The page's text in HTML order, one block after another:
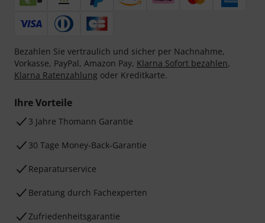
Bezahlen Sie vertraulich und sicher per Nachnahme,
Vorkasse, PayPal, Amazon Pay, Klarna Sofort bezahlen,
Klarna Ratenzahlung oder Kreditkarte.
Ihre Vorteile
3 Jahre Thomann Garantie
30 Tage Money-Back-Garantie
Reparaturservice
Beratung durch Fachexperten
Zufriedenheitsgarantie